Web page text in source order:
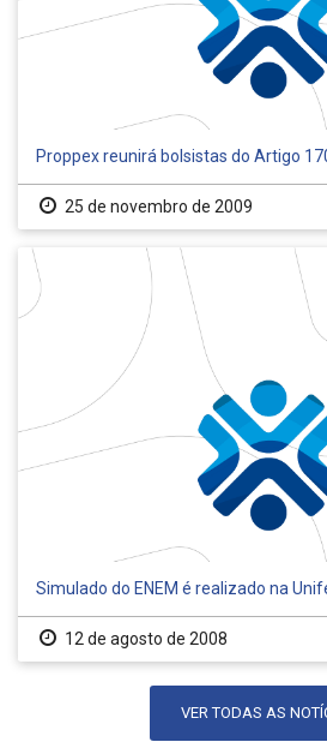
Proppex reunirá bolsistas do Artigo
25 de novembro de 2009
Simulado do ENEM é realizado na
12 de agosto de 2008
VER TODAS AS